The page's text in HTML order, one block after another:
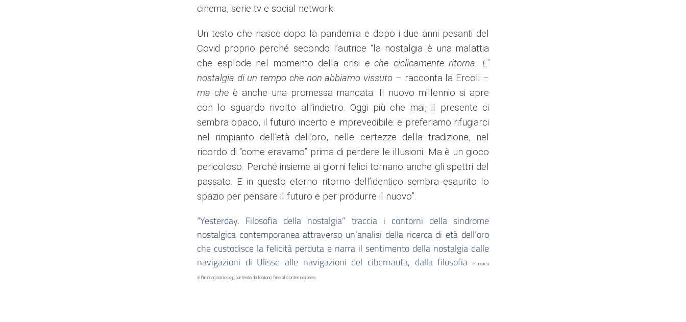
cinema, serie tv e social network.
Un testo che nasce dopo la pandemia e dopo i due anni pesanti del
Covid proprio perché secondo l’autrice “ la nostalgia è una malattia
che esplode nel momento della crisi e che ciclicamente ritorna. E’
nostalgia di un tempo che non abbiamo vissuto – racconta la Ercoli –
ma che è anche una promessa mancata. Il nuovo millennio si apre
con lo sguardo rivolto all’indietro.Oggi più che mai, il presente ci
sembra opaco, il futuro incerto e imprevedibile: e preferiamo rifugiarci
nel rimpianto dell’età dell’oro, nelle certezze della tradizione, nel
ricordo di “come eravamo” prima di perdere le illusioni. Ma è un gioco
pericoloso. Perché insieme ai giorni felici tornano anche gli spettri del
passato. E in questo eterno ritorno dell’identico sembra esaurito lo
spazio per pensare il futuro e per produrre il nuovo”.
“Yesterday. Filosofia della nostalgia” traccia i contorni della sindrome
nostalgica contemporanea attraverso un’analisi della ricerca di età dell’oro
che custodisce la felicità perduta e narra il sentimento della nostalgia dalle
navigazioni di Ulisse alle navigazioni del cibernauta, dalla filosofia
classica
all’immaginario pop, partendo da lontano fino al contemporaneo.